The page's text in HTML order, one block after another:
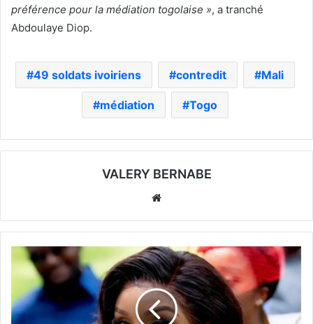
préférence pour la médiation togolaise », a tranché
Abdoulaye Diop.
49 soldats ivoiriens contredit Mali
médiation Togo
VALERY BERNABE